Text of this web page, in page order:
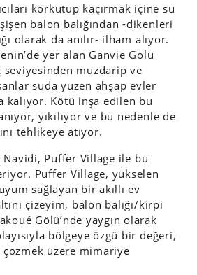
korkutup kaçırmak içine su
balon balığından -dikenleri
olarak da anılır- ilham alıyor.
yer alan Ganvie Gölü
seviyesinden muzdarip ve
suda yüzen ahşap evler
kalıyor. Kötü inşa edilen bu
yıkılıyor ve bu nedenle de
tehlikeye atıyor.
Navidi, Puffer Village ile bu
Puffer Village, yükselen
sağlayan bir akıllı ev
çizeyim, balon balığı/kirpi
Gölü’nde yaygın olarak
bölgeye özgü bir değeri,
üzere mimariye